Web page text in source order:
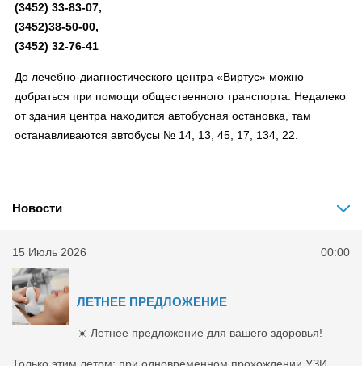
(3452) 33-83-07,
(3452)38-50-00,
(3452) 32-76-41
До лечебно-диагностического центра «Виртус» можно
добраться при помощи общественного транспорта. Недалеко
от здания центра находится автобусная остановка, там
останавливаются автобусы № 14, 13, 45, 17, 134, 22.
Новости
15 Июль 2026 00:00
ЛЕТНЕЕ ПРЕДЛОЖЕНИЕ
☀️ Летнее предложение для вашего здоровья!